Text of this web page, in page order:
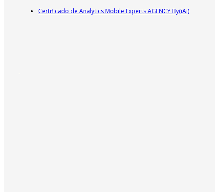
Certificado de Analytics Mobile Experts AGENCY By(iAi)